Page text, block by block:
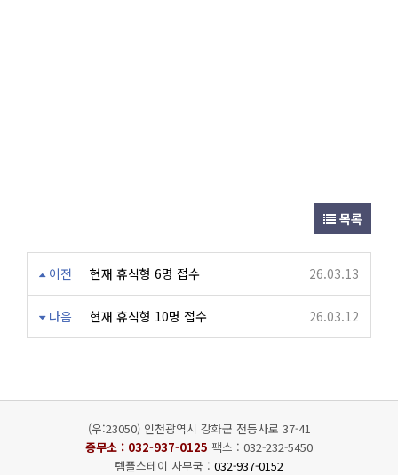
목록
이전 현재 휴식형 6명 접수 26.03.13
다음 현재 휴식형 10명 접수 26.03.12
(우:23050) 인천광역시 강화군 전등사로 37-41
종무소 : 032-937-0125 팩스 : 032-232-5450
템플스테이 사무국 : 032-937-0152